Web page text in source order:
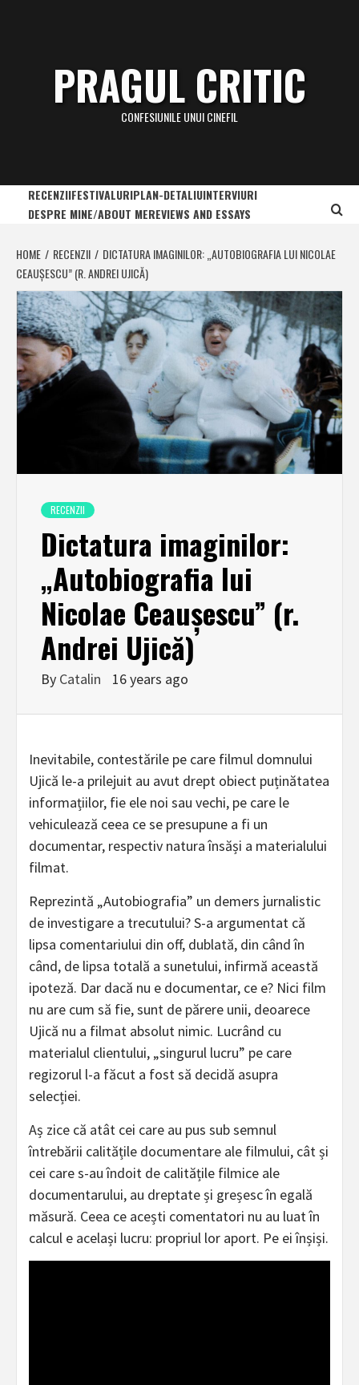
PRAGUL CRITIC
CONFESIUNILE UNUI CINEFIL
RECENZIIFESTIVALURIPLAN-DETALIUINTERVIURI
DESPRE MINE/ABOUT MEREVIEWS AND ESSAYS
HOME RECENZII
DICTATURA IMAGINILOR: „AUTOBIOGRAFIA LUI NICOLAE
CEAUȘESCU” (R. ANDREI UJICĂ)
RECENZII
Dictatura imaginilor:
„Autobiografia lui
Nicolae Ceaușescu” (r.
Andrei Ujică)
By Catalin 16 years ago
Inevitabile, contestările pe care filmul domnului
Ujică le-a prilejuit au avut drept obiect puținătatea
informațiilor, fie ele noi sau vechi, pe care le
vehiculează ceea ce se presupune a fi un
documentar, respectiv natura însăși a materialului
filmat.
Reprezintă „Autobiografia” un demers jurnalistic
de investigare a trecutului? S-a argumentat că
lipsa comentariului din off, dublată, din când în
când, de lipsa totală a sunetului, infirmă această
ipoteză. Dar dacă nu e documentar, ce e? Nici film
nu are cum să fie, sunt de părere unii, deoarece
Ujică nu a filmat absolut nimic. Lucrând cu
materialul clientului, „singurul lucru” pe care
regizorul l-a făcut a fost să decidă asupra
selecției.
Aș zice că atât cei care au pus sub semnul
întrebării calitățile documentare ale filmului, cât și
cei care s-au îndoit de calitățile filmice ale
documentarului, au dreptate și greșesc în egală
măsură. Ceea ce acești comentatori nu au luat în
calcul e același lucru: propriul lor aport. Pe ei înșiși.